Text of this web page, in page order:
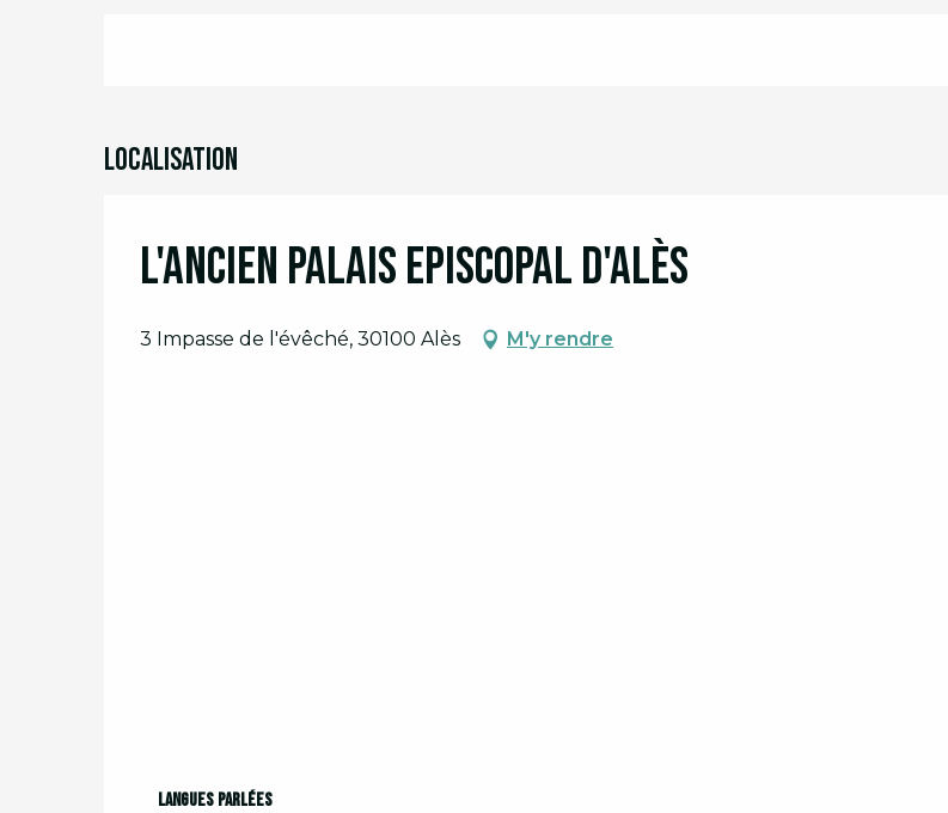
Localisation
L'Ancien Palais Episcopal d'Alès
3 Impasse de l'évêché, 30100 Alès M'y rendre
Langues parlées
Langues parlées